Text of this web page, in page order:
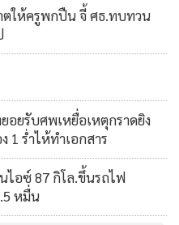
.ตม.จว.นนทบุรี
ะหน่ำยิงเจ้าของบ่อกุ้งดับ เหตุ
เรื่องที่ดิน
ให้ครูพกปืน จี้ ศธ.ทบทวน
อยรับศพเหยื่อเหตุกราดยิง
1 ร่ำไห้ทำเอกสาร
ไอซ์ 87 กิโล.ขึ้นรถไฟ
หมื่น